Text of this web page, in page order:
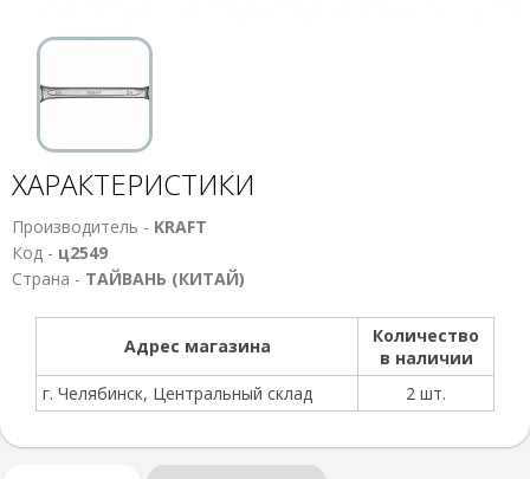
ХАРАКТЕРИСТИКИ
Производитель - KRAFT
Код - ц2549
Страна - ТАЙВАНЬ (КИТАЙ)
Адрес магазина
Количество
в наличии
г. Челябинск, Центральный склад
2 шт.